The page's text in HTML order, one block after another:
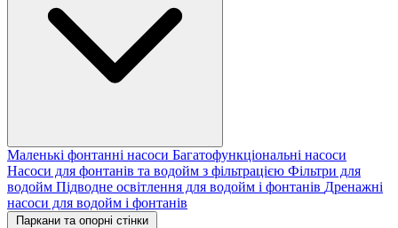
Маленькі фонтанні насоси Багатофункціональні насоси
Насоси для фонтанів та водойм з фільтрацією Фільтри для
водойм Підводне освітлення для водойм і фонтанів Дренажні
насоси для водойм і фонтанів
Паркани та опорні стінки